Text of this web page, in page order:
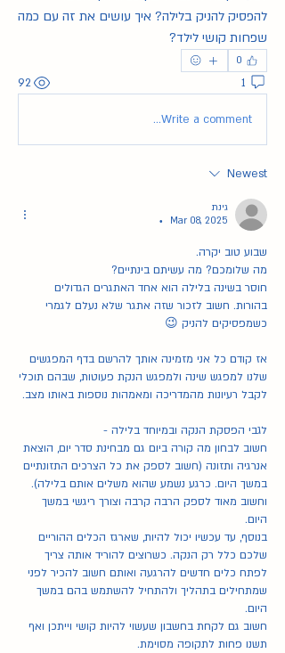
שפחות קושי לילד?
0
1
92
Write a comment...
Newest
גינת
Mar 08, 2025
•
שבוע טוב יקרה.
מה שלומכם? מה עשיתם בינתיים?
כשמפסיקים להניק 😉
לקבל רעיונות מהמדריכה ומאמהות נוספות באותו מצב.
לגבי הפסקת הנקה ובמיוחד בלילה -
במשך היום. כרגע נשמע שהוא משלים אותם בלילה).
היום.
היום.
תשנו פחות לתקופה מסוימת.